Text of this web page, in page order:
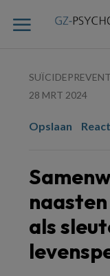
28 MRT 2024
Opslaan
als